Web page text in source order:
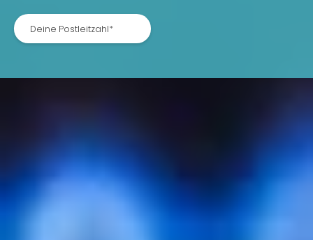
Deine Postleitzahl*
Deine Postleitzahl*